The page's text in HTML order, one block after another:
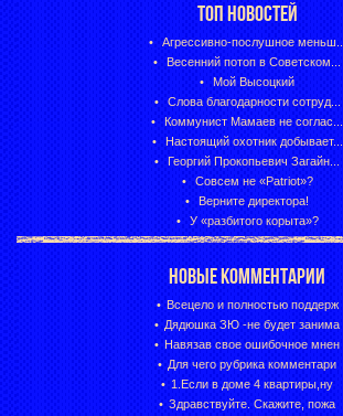
ТОП НОВОСТЕЙ
Агрессивно-послушное меньш...
Весенний потоп в Советском...
Мой Высоцкий
Слова благодарности сотруд...
Коммунист Мамаев не соглас...
Настоящий охотник добывает...
Георгий Прокопьевич Загайн...
Совсем не «Patriot»?
Верните директора!
У «разбитого корыта»?
НОВЫЕ КОММЕНТАРИИ
Всецело и полностью поддерж
Дядюшка ЗЮ -не будет занима
Навязав свое ошибочное мнен
Для чего рубрика комментари
1.Если в доме 4 квартиры,ну
Здравствуйте. Скажите, пожа